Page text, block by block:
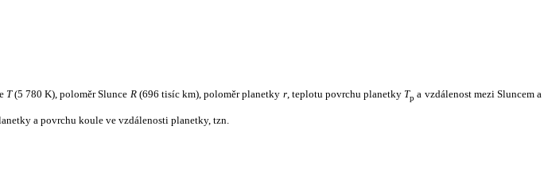
T(5 780 K), poloměr Slunce R(696 tisíc km), poloměr planetky r, teplotu povrchu planetky Tp a vzdálenost mezi Sluncem a
a povrchu koule ve vzdálenosti planetky, tzn.